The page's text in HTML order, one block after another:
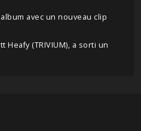
avec un nouveau clip
Heafy (TRIVIUM), a sorti un